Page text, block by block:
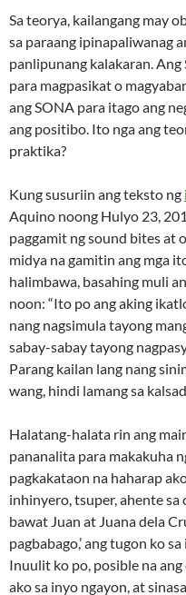
Sa teorya, kailangang may
sa paraang ipinapaliwanag
panlipunang kalakaran.
para magpasikat o
ang SONA para itago ang
ang positibo. Ito nga ang
praktika?
Kung susuriin ang teksto ng
Aquino noong Hulyo 23,
paggamit ng sound bites at
midya na gamitin ang mga
halimbawa, basahing muli
noon: “Ito po ang aking
nang nagsimula tayong
sabay-sabay tayong
Parang kailan lang nang
wang, hindi lamang sa
Halatang-halata rin ang
pananalita para makakuha
pagkakataon na haharap
inhinyero, tsuper, ahente
bawat Juan at Juana dela
pagbabago,’ ang tugon ko
Inuulit ko po, posible na
ako sa inyo ngayon, at